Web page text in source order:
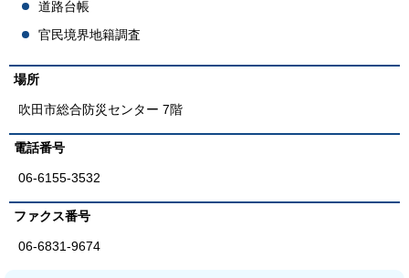
道路台帳
官民境界地籍調査
場所
吹田市総合防災センター 7階
電話番号
06-6155-3532
ファクス番号
06-6831-9674